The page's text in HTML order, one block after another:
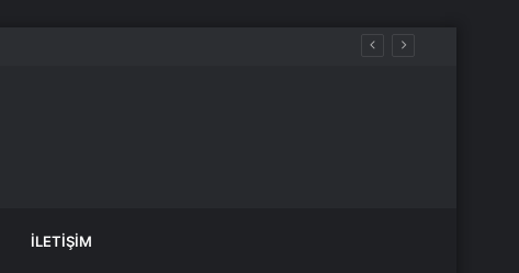
İLETIŞIM